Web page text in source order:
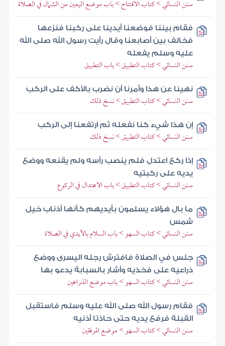
سنن النسائي > كتاب الافتتاح > باب موضع اليمين من الشمال في الصلاة
فقام بيننا فوضعنا أيدينا على ركبنا فنزعها
فخالف بين أصابعنا وقال رأيت رسول الله صلى الله
عليه وسلم يفعله
سنن النسائي > كتاب التطبيق > باب التطبيق
نهينا عن هذا وأمرنا أن نضرب بالأكف على الركب
سنن النسائي > كتاب التطبيق > نسخ ذلك
إن هذا شيء كنا نفعله ثم ارتفعنا إلى الركب
سنن النسائي > كتاب التطبيق > نسخ ذلك
إذا ركع اعتدل فلم ينصب رأسه ولم يقنعه ووضع
يديه على ركبتيه
سنن النسائي > كتاب التطبيق > باب الاعتدال في الركوع
ما بال هؤلاء يسلمون بأيديهم كأنها أذناب خيل
شمس
سنن النسائي > كتاب السهو > باب السلام بالأيدي في الصلاة
جلس في الصلاة فافترش رجله اليسرى ووضع
ذراعيه على فخذيه وأشار بالسبابة يدعو بها
سنن النسائي > كتاب السهو > باب موضع الذراعين
فقام رسول الله صلى الله عليه وسلم فاستقبل
القبلة فرفع يديه حتى حاذتا أذنيه
سنن النسائي > كتاب السهو > موضع المرفقين